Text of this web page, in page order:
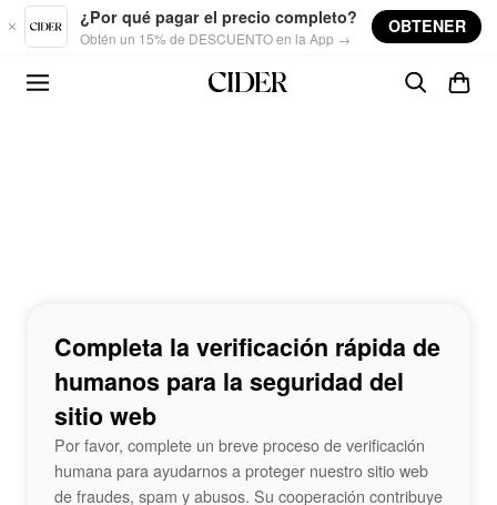
Skip to main content
¿Por qué pagar el precio completo?
Obtén un 15% de DESCUENTO en la App →
OBTENER
Completa la verificación rápida de
humanos para la seguridad del
sitio web
Por favor, complete un breve proceso de verificación
humana para ayudarnos a proteger nuestro sitio web
de fraudes, spam y abusos. Su cooperación contribuye